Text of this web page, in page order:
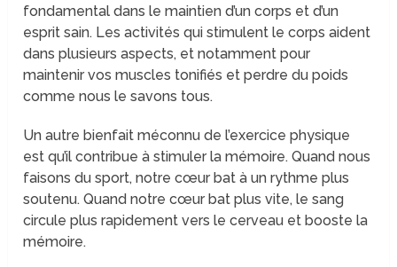
fondamental dans le maintien d’un corps et d’un
esprit sain. Les activités qui stimulent le corps aident
dans plusieurs aspects, et notamment pour
maintenir vos muscles tonifiés et perdre du poids
comme nous le savons tous.
Un autre bienfait méconnu de l’exercice physique
est qu’il contribue à stimuler la mémoire. Quand nous
faisons du sport, notre cœur bat à un rythme plus
soutenu. Quand notre cœur bat plus vite, le sang
circule plus rapidement vers le cerveau et booste la
mémoire.